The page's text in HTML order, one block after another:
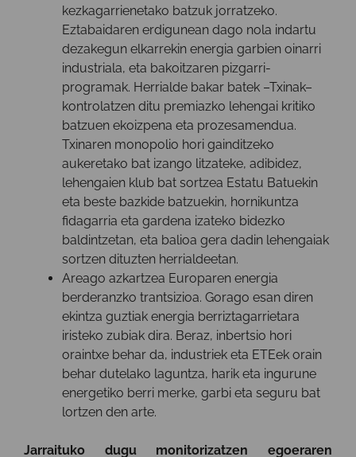
kezkagarrienetako batzuk jorratzeko.
Eztabaidaren erdigunean dago nola indartu
dezakegun elkarrekin energia garbien oinarri
industriala, eta bakoitzaren pizgarri-
programak. Herrialde bakar batek –Txinak–
kontrolatzen ditu premiazko lehengai kritiko
batzuen ekoizpena eta prozesamendua.
Txinaren monopolio hori gainditzeko
aukeretako bat izango litzateke, adibidez,
lehengaien klub bat sortzea Estatu Batuekin
eta beste bazkide batzuekin, hornikuntza
fidagarria eta gardena izateko bidezko
baldintzetan, eta balioa gera dadin lehengaiak
sortzen dituzten herrialdeetan.
Areago azkartzea Europaren energia
berderanzko trantsizioa. Gorago esan diren
ekintza guztiak energia berriztagarrietara
iristeko zubiak dira. Beraz, inbertsio hori
oraintxe behar da, industriek eta ETEek orain
behar dutelako laguntza, harik eta ingurune
energetiko berri merke, garbi eta seguru bat
lortzen den arte.
Jarraituko dugu monitorizatzen egoeraren